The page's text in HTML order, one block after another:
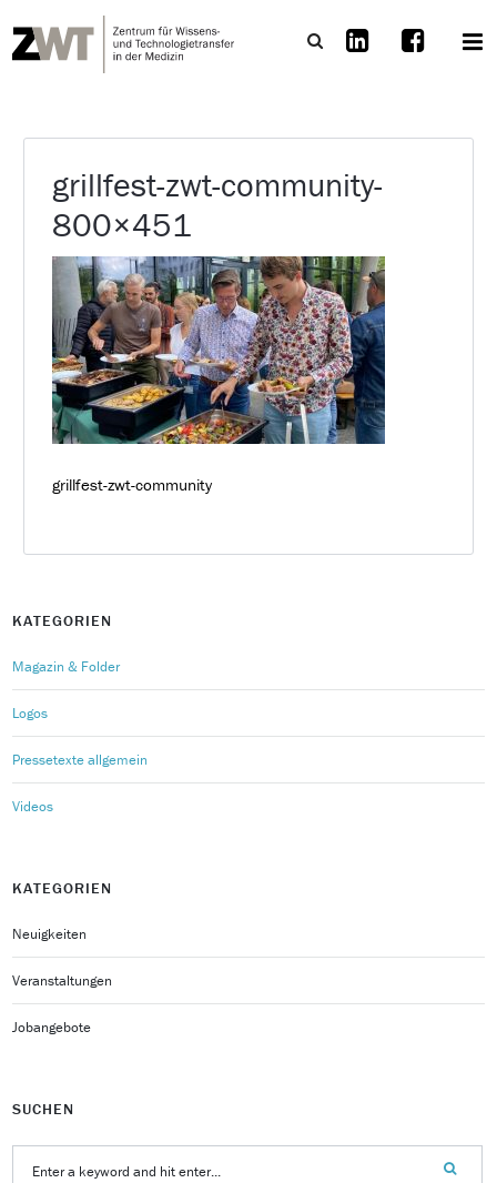
grillfest-zwt-community-
800×451
grillfest-zwt-community
KATEGORIEN
Magazin & Folder
Logos
Pressetexte allgemein
Videos
KATEGORIEN
Neuigkeiten
Veranstaltungen
Jobangebote
SUCHEN